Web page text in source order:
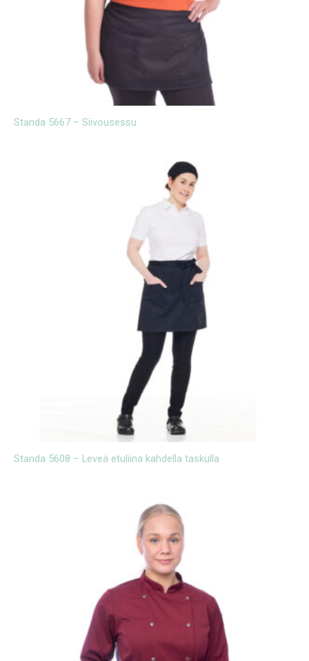
Standa 5667 – Siivousessu
Standa 5608 – Leveä etuliina kahdella taskulla